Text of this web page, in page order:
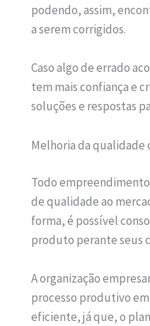
podendo, assim,
a serem corrigidos.
Caso algo de errado
tem mais confiança e
soluções e respostas
Melhoria da qualidade
Todo
de qualidade ao
forma, é possível
produto perante seus
A organização
processo produtivo
eficiente, já que, o